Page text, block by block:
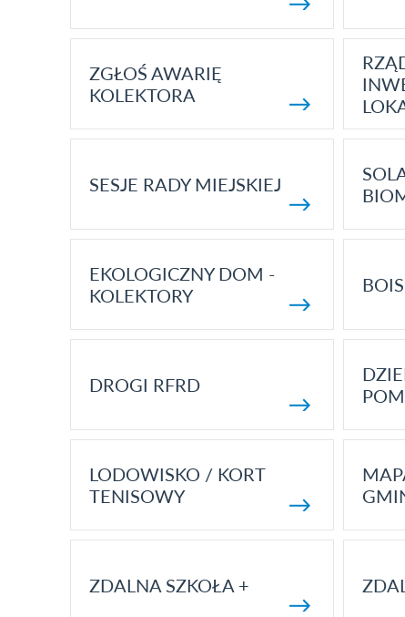
ZGŁOŚ AWARIĘ
KOLEKTORA
SESJE RADY MIEJSKIEJ
EKOLOGICZNY DOM -
KOLEKTORY
DROGI RFRD
LODOWISKO / KORT
TENISOWY
ZDALNA SZKOŁA +